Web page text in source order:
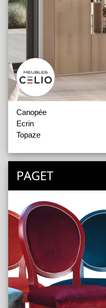
Canopée
Ecrin
Topaze
PAGET